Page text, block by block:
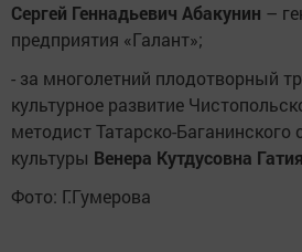
Сергей Геннадьевич Абакунин –
предприятия «Галант»;
- за многолетний плодотворный
культурное развитие
методист Татарско-Баганинского
культуры Венера Кутдусовна
Фото: Г.Гумерова